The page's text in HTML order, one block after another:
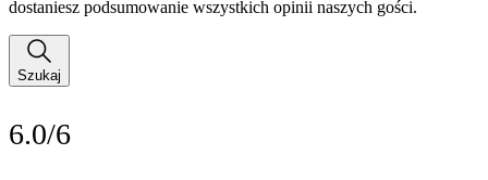
dostaniesz podsumowanie wszystkich opinii naszych gości.
Szukaj
6.0/6